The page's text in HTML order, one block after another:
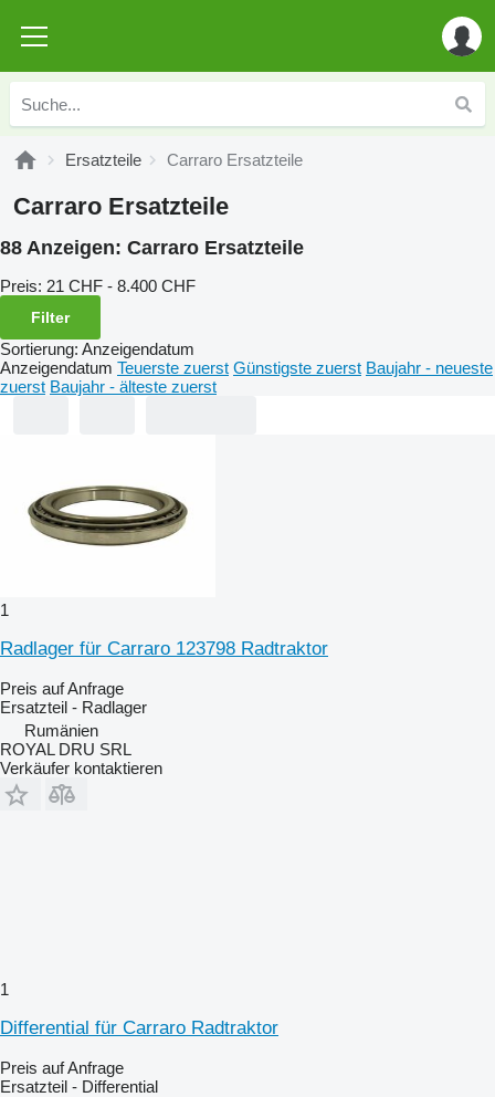
Ersatzteile Carraro Ersatzteile
Carraro Ersatzteile
88 Anzeigen: Carraro Ersatzteile
Preis: 21 CHF - 8.400 CHF
Filter
Sortierung: Anzeigendatum
Anzeigendatum Teuerste zuerst Günstigste zuerst Baujahr - neueste
zuerst Baujahr - älteste zuerst
1
Radlager für Carraro 123798 Radtraktor
Preis auf Anfrage
Ersatzteil - Radlager
Rumänien
ROYAL DRU SRL
Verkäufer kontaktieren
1
Differential für Carraro Radtraktor
Preis auf Anfrage
Ersatzteil - Differential